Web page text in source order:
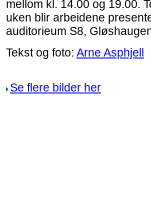
mellom kl. 14.00 og 19.00.
uken blir arbeidene
auditorieum S8,
Tekst og foto: Arne Asphjell
Se flere bilder her